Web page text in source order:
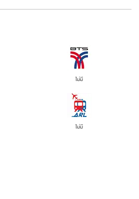
ไม่มี
ไม่มี